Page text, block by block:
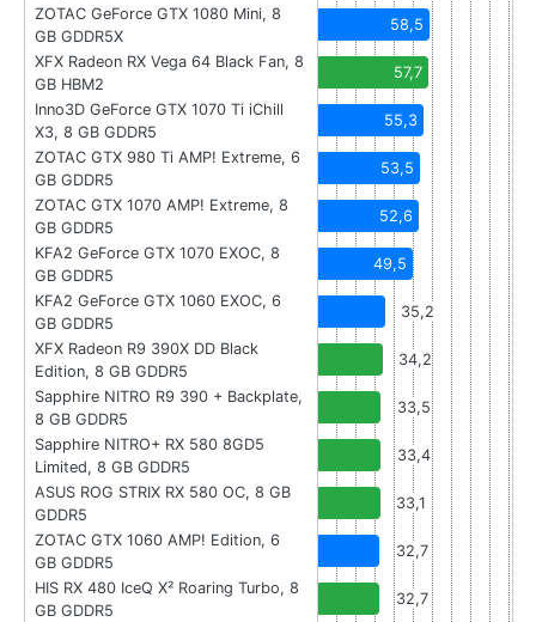
ZOTAC GeForce GTX 1080 Mini, 8
GB GDDR5X
58,5
XFX Radeon RX Vega 64 Black Fan, 8
GB HBM2
57,7
Inno3D GeForce GTX 1070 Ti iChill
X3, 8 GB GDDR5
55,3
ZOTAC GTX 980 Ti AMP! Extreme, 6
GB GDDR5
53,5
ZOTAC GTX 1070 AMP! Extreme, 8
GB GDDR5
52,6
KFA2 GeForce GTX 1070 EXOC, 8
GB GDDR5
49,5
KFA2 GeForce GTX 1060 EXOC, 6
GB GDDR5
35,2
XFX Radeon R9 390X DD Black
Edition, 8 GB GDDR5
34,2
Sapphire NITRO R9 390 + Backplate,
8 GB GDDR5
33,5
Sapphire NITRO+ RX 580 8GD5
Limited, 8 GB GDDR5
33,4
ASUS ROG STRIX RX 580 OC, 8 GB
GDDR5
33,1
ZOTAC GTX 1060 AMP! Edition, 6
GB GDDR5
32,7
HIS RX 480 IceQ X² Roaring Turbo, 8
GB GDDR5
32,7